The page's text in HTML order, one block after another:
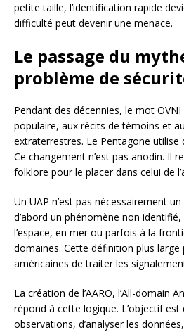
petite taille, l’identification rapide
difficulté peut devenir une menace.
Le passage du
problème de
Pendant des décennies, le mot
populaire, aux récits de témoins et
extraterrestres. Le Pentagone utilise
Ce changement n’est pas anodin. Il
folklore pour le placer dans celui de
Un UAP n’est pas nécessairement un
d’abord un phénomène non identifié,
l’espace, en mer ou parfois à la
domaines. Cette définition plus
américaines de traiter les
La création de l’AARO, l’All-domain
répond à cette logique. L’objectif est
observations, d’analyser les